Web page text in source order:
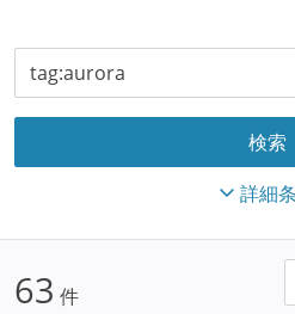
詳細
63 件